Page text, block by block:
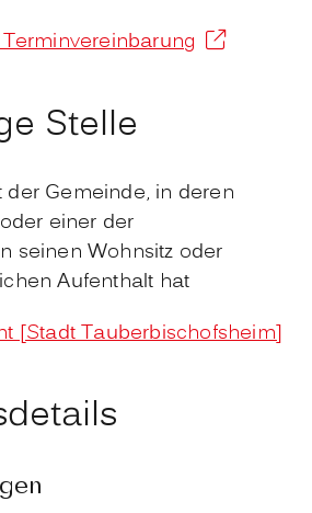
Stelle
Gemeinde, in deren
einer der
seinen Wohnsitz oder
Aufenthalt hat
[Stadt Tauberbischofsheim]